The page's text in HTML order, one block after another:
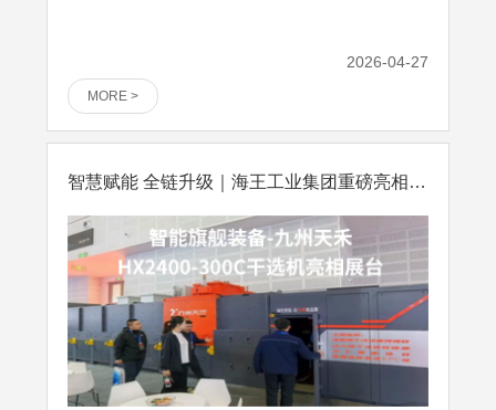
2026-04-27
MORE >
智慧赋能 全链升级｜海王工业集团重磅亮相第二十四届太…